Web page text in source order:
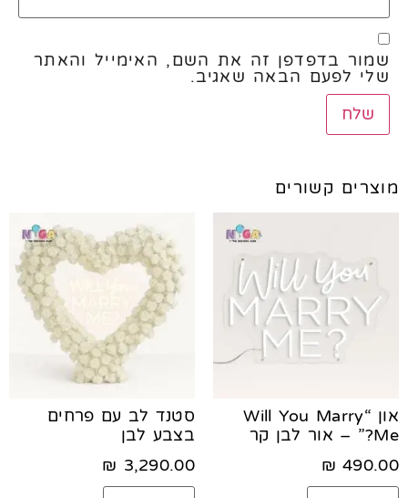
שמור בדפדפן זה את השם, האימייל והאתר
שלי לפעם הבאה שאגיב.
מוצרים קשורים
און “Will You Marry
Me?” – אור לבן קר
490.00
₪
סטנד לב עם פרחים
בצבע לבן
3,290.00
₪